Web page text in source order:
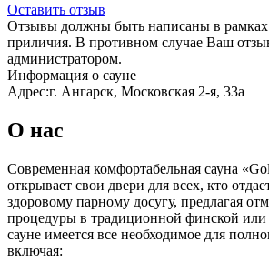
Оставить отзыв
Отзывы должны быть написаны в
приличия. В противном случае Ваш
администратором.
Информация о сауне
Адрес:г. Ангарск, Московская 2-я, 33а
О нас
Современная комфортабельная сауна
открывает свои двери для всех, кто
здоровому парному досугу, предлагая
процедуры в традиционной финской или
сауне имеется все необходимое для
включая: